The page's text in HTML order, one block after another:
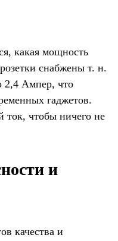
какая мощность
снабжены т. н.
2,4 Ампер, что
гаджетов.
ток, чтобы ничего не
и
качества и